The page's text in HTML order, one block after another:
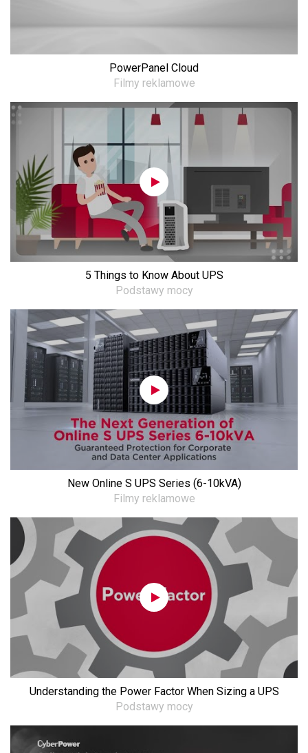
PowerPanel Cloud
Filmy reklamowe
5 Things to Know About UPS
Podstawy mocy
New Online S UPS Series (6-10kVA)
Filmy reklamowe
Understanding the Power Factor When Sizing a UPS
Podstawy mocy